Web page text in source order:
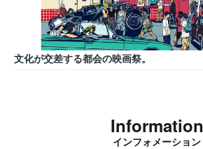
文化が交差する都会の映画祭。
Information
インフォメーション